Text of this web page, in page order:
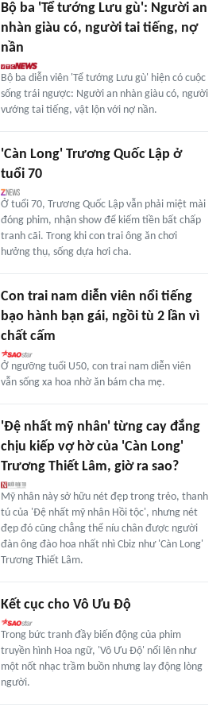
Bộ ba 'Tể tướng Lưu gù': Người an
nhàn giàu có, người tai tiếng, nợ
nần
Bộ ba diễn viên 'Tể tướng Lưu gù' hiện có cuộc
sống trái ngược: Người an nhàn giàu có, người
vướng tai tiếng, vật lộn với nợ nần.
'Càn Long' Trương Quốc Lập ở
tuổi 70
Ở tuổi 70, Trương Quốc Lập vẫn phải miệt mài
đóng phim, nhận show để kiếm tiền bất chấp
tranh cãi. Trong khi con trai ông ăn chơi
hưởng thụ, sống dựa hơi cha.
Con trai nam diễn viên nổi tiếng
bạo hành bạn gái, ngồi tù 2 lần vì
chất cấm
Ở ngưỡng tuổi U50, con trai nam diễn viên
vẫn sống xa hoa nhờ ăn bám cha mẹ.
'Đệ nhất mỹ nhân' từng cay đắng
chịu kiếp vợ hờ của 'Càn Long'
Trương Thiết Lâm, giờ ra sao?
Mỹ nhân này sở hữu nét đẹp trong trẻo, thanh
tú của 'Đệ nhất mỹ nhân Hồi tộc', nhưng nét
đẹp đó cũng chẳng thể níu chân được người
đàn ông đào hoa nhất nhì Cbiz như 'Càn Long'
Trương Thiết Lâm.
Kết cục cho Vô Ưu Độ
Trong bức tranh đầy biến động của phim
truyền hình Hoa ngữ, 'Vô Ưu Độ' nổi lên như
một nốt nhạc trầm buồn nhưng lay động lòng
người.